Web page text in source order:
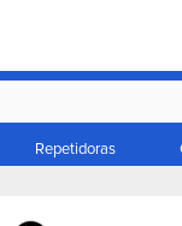
Repetidoras